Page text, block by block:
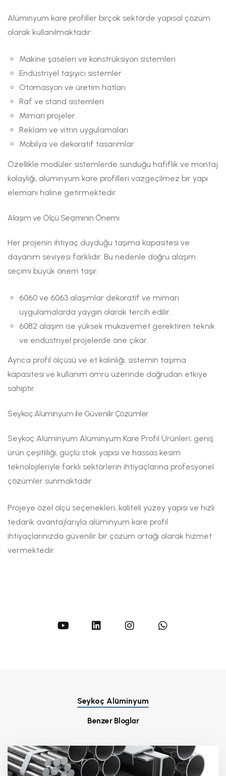
Alüminyum kare profiller birçok sektörde yapısal çözüm
olarak kullanılmaktadır:
Makine şaseleri ve konstrüksiyon sistemleri
Endüstriyel taşıyıcı sistemler
Otomasyon ve üretim hatları
Raf ve stand sistemleri
Mimari projeler
Reklam ve vitrin uygulamaları
Mobilya ve dekoratif tasarımlar
Özellikle modüler sistemlerde sunduğu hafiflik ve montaj
kolaylığı, alüminyum kare profilleri vazgeçilmez bir yapı
elemanı haline getirmektedir.
Alaşım ve Ölçü Seçiminin Önemi
Her projenin ihtiyaç duyduğu taşıma kapasitesi ve
dayanım seviyesi farklıdır. Bu nedenle doğru alaşım
seçimi büyük önem taşır.
6060 ve 6063 alaşımlar dekoratif ve mimari
uygulamalarda yaygın olarak tercih edilir.
6082 alaşım ise yüksek mukavemet gerektiren teknik
ve endüstriyel projelerde öne çıkar.
Ayrıca profil ölçüsü ve et kalınlığı, sistemin taşıma
kapasitesi ve kullanım ömrü üzerinde doğrudan etkiye
sahiptir.
Seykoç Alüminyum ile Güvenilir Çözümler
Seykoç Alüminyum Alüminyum Kare Profil Ürünleri; geniş
ürün çeşitliliği, güçlü stok yapısı ve hassas kesim
teknolojileriyle farklı sektörlerin ihtiyaçlarına profesyonel
çözümler sunmaktadır.
Projeye özel ölçü seçenekleri, kaliteli yüzey yapısı ve hızlı
tedarik avantajlarıyla alüminyum kare profil
ihtiyaçlarınızda güvenilir bir çözüm ortağı olarak hizmet
vermektedir.
Seykoç Alüminyum
Benzer Bloglar